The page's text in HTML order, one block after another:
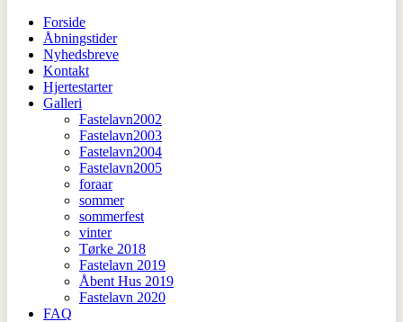
Forside
Åbningstider
Nyhedsbreve
Kontakt
Hjertestarter
Galleri
Fastelavn2002
Fastelavn2003
Fastelavn2004
Fastelavn2005
foraar
sommer
sommerfest
vinter
Tørke 2018
Fastelavn 2019
Åbent Hus 2019
Fastelavn 2020
FAQ